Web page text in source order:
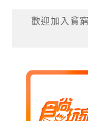
歡迎加入貧